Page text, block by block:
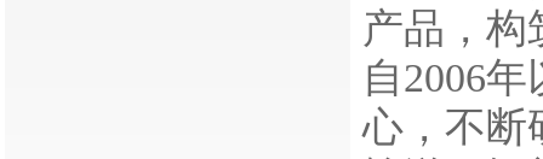
产品，构
自2006
心，不断